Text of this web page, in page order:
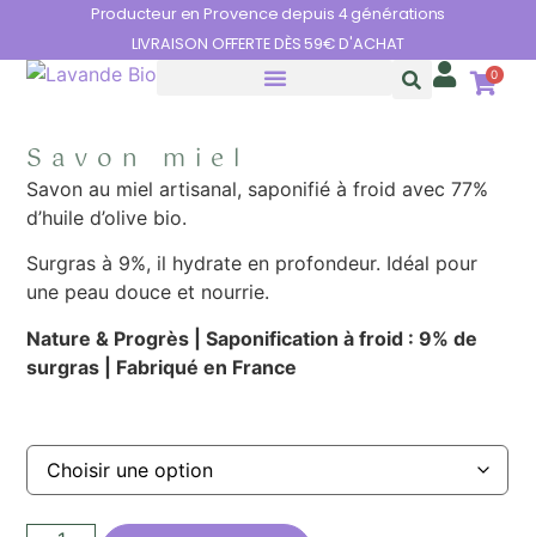
Producteur en Provence depuis 4 générations
LIVRAISON OFFERTE DÈS 59€ D'ACHAT
0
Savon miel
Savon au miel artisanal, saponifié à froid avec 77%
d’huile d’olive bio.
Surgras à 9%, il hydrate en profondeur. Idéal pour
une peau douce et nourrie.
Nature & Progrès |Saponification à froid : 9% de
surgras | Fabriqué en France
Panneau de gestion des cookies